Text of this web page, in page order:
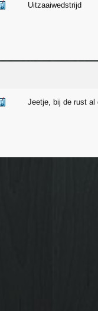
Uitzaaiwedstrijd
Jeetje, bij de rust al